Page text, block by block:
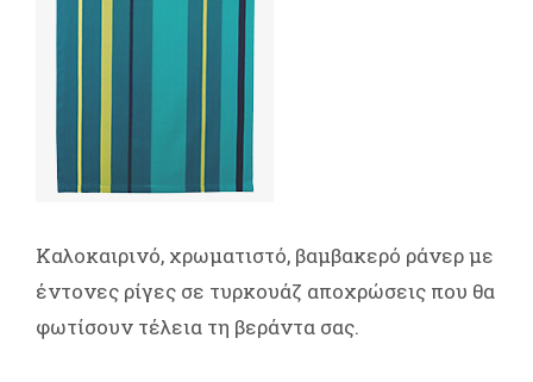
Καλοκαιρινό, χρωματιστό, βαμβακερό ράνερ με
έντονες ρίγες σε τυρκουάζ αποχρώσεις που θα
φωτίσουν τέλεια τη βεράντα σας.